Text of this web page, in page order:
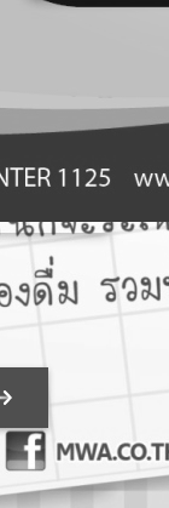
ทุกหยดอย่าง